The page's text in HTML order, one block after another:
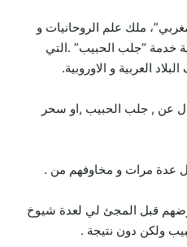
ملك علم الروحانيات و
خدمة “جلب الحبيب” .التي
العربية و الاوروبية.
عن , جلب الحبيب ,او سحر
عدة مرات و مخاوفهم من .
قبل المجئ لي لعدة شيوخ
ولكن دون نتيجة .